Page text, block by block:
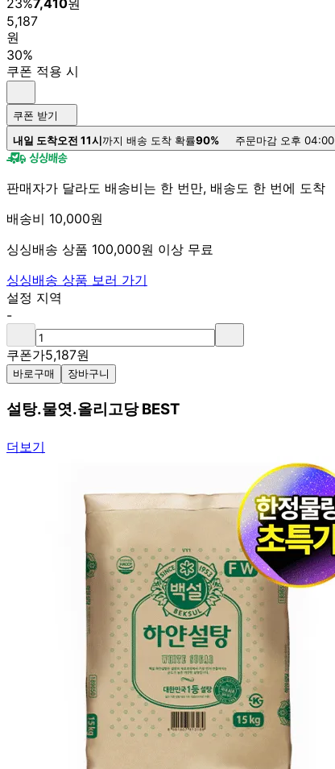
23%7,410원
5,187
원
30%
쿠폰 적용 시
쿠폰 받기
내일 도착오전 11시까지 배송 도착 확률90% 주문마감 오후 04:00
판매자가 달라도 배송비는 한 번만, 배송도 한 번에 도착
배송비 10,000원
싱싱배송 상품 100,000원 이상 무료
싱싱배송 상품 보러 가기
설정 지역
-
쿠폰가5,187원
바로구매 장바구니
설탕.물엿.올리고당 BEST
더보기